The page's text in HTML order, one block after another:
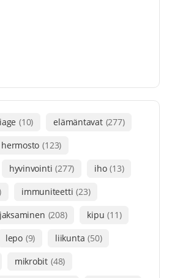
(10) elämäntavat (277)
hermosto (123)
hyvinvointi (277) iho (13)
immuniteetti (23)
jaksaminen (208) kipu (11)
lepo (9) liikunta (50)
mikrobit (48)